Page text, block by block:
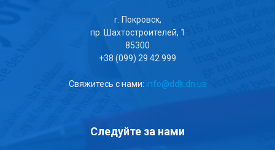
г. Покровск,
пр. Шахтостроителей, 1
85300
+38 (099) 29 42 999
Свяжитесь с нами: info@ddk.dn.ua
Следуйте за нами